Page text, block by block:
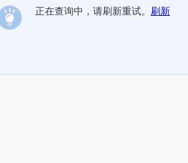
正在查询中，请刷新重试。 刷新